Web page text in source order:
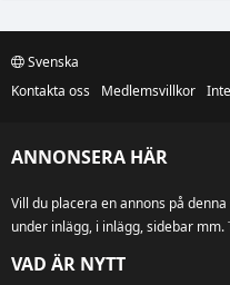
Svenska
Kontakta oss
Medlemsvillkor
ANNONSERA HÄR
Vill du placera en annons på
under inlägg, i inlägg, sidebar mm.
VAD ÄR NYTT